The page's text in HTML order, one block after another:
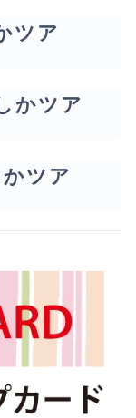
ツア
かツア
ツア